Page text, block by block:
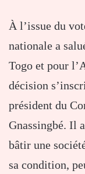
À l’issue du
nationale a
Togo et pour
décision
président du
Gnassingbé. Il
bâtir une
sa condition,